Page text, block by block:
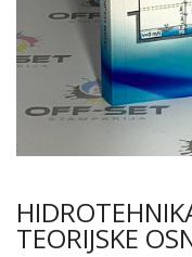
TEORIJSKE